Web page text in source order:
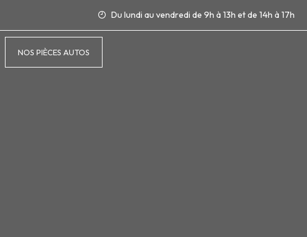
Du lundi au vendredi de 9h à 13h et de 14h à 17h
NOS PIÈCES AUTOS